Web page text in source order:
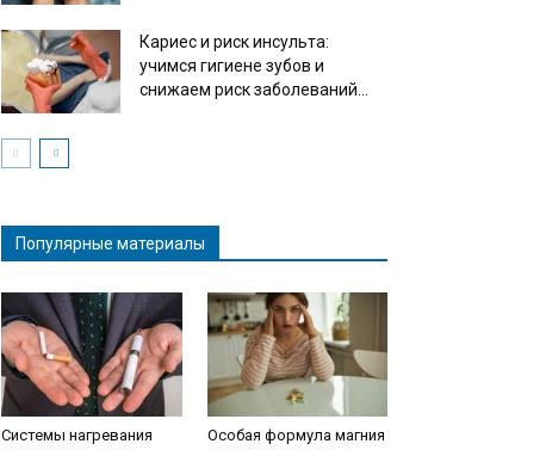
Кариес и риск инсульта:
учимся гигиене зубов и
снижаем риск заболеваний...
Популярные материалы
Системы нагревания
Особая формула магния